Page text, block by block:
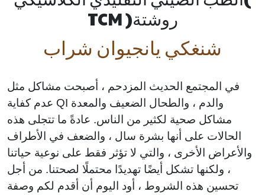
على القلب
والأوعية
الدموية
تحسين
النوم
غذائية
للأطفال
لزيادة
الوزن
أكياس الشاي
TCM )روشتة
شنغكي يانجيوان شراب
في المجتمع الحديث المزدحم ، أصبحت مشاكل مثل
عدم كفاية QI والدم ، والطحال الضعيف والمعدة
مشاكل صحية لكثير من الناس. عادةً ما تتجلى هذه
الحالات على أنها بشرة سال ، والضعف في الأطراف
والأعراض الأخرى ، والتي لا تؤثر فقط على نوعية حياتنا
، ولكنها تشكل أيضًا تهديدًا محتملًا لصحتنا. من أجل
تحسين هذه الشروط ، أود اليوم أن أقدم لكم وصفة